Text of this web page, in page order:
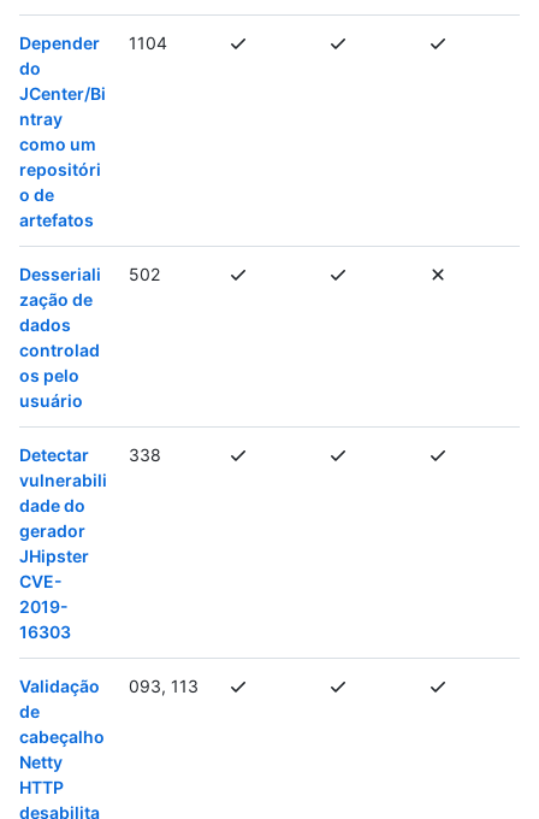
Depender
do
JCenter/Bi
ntray
como um
repositóri
o de
artefatos
1104
Desseriali
zação de
dados
controlad
os pelo
usuário
502
Detectar
vulnerabili
dade do
gerador
JHipster
CVE-
2019-
16303
338
Validação
de
cabeçalho
Netty
HTTP
desabilita
093, 113